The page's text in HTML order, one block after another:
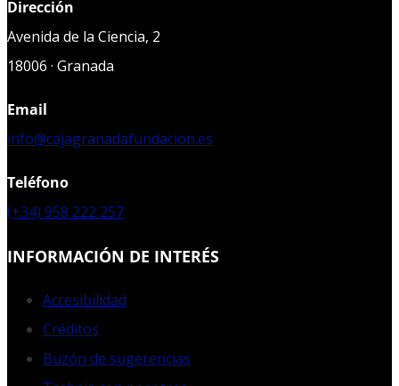
Dirección
Avenida de la Ciencia, 2
18006 · Granada
Email
info@cajagranadafundacion.es
Teléfono
(+34) 958 222 257
INFORMACIÓN DE INTERÉS
Accesibilidad
Créditos
Buzón de sugerencias